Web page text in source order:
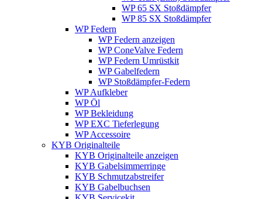
WP 65 SX Stoßdämpfer
WP 85 SX Stoßdämpfer
WP Federn
WP Federn anzeigen
WP ConeValve Federn
WP Federn Umrüstkit
WP Gabelfedern
WP Stoßdämpfer-Federn
WP Aufkleber
WP Öl
WP Bekleidung
WP EXC Tieferlegung
WP Accessoire
KYB Originalteile
KYB Originalteile anzeigen
KYB Gabelsimmerringe
KYB Schmutzabstreifer
KYB Gabelbuchsen